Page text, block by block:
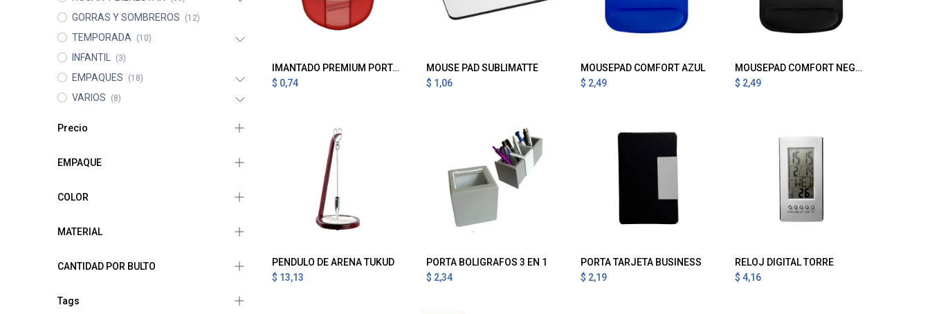
GORRAS Y SOMBREROS (12)
TEMPORADA (10)
INFANTIL (3)
EMPAQUES (18)
VARIOS (8)
Precio
EMPAQUE
COLOR
MATERIAL
CANTIDAD POR BULTO
Tags
Agregar al Carrito
IMANTADO PREMIUM PORTARETRATO Y PORTA NOTAS ROJO
$ 0,74
Agregar al Carrito
MOUSE PAD SUBLIMATTE
$ 1,06
Agregar al Carrito
MOUSEPAD COMFORT AZUL
$ 2,49
Agregar al Carrito
MOUSEPAD COMFORT NEGRO
$ 2,49
Agregar al Carrito
PENDULO DE ARENA TUKUD
$ 13,13
Agregar al Carrito
PORTA BOLIGRAFOS 3 EN 1
$ 2,34
Agregar al Carrito
PORTA TARJETA BUSINESS
$ 2,19
Agregar al Carrito
RELOJ DIGITAL TORRE
$4,16